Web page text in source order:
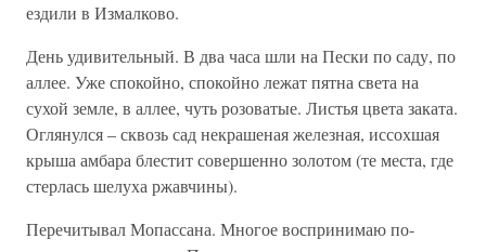
ездили в Измалково.
День удивительный. В два часа шли на Пески по саду, по
аллее. Уже спокойно, спокойно лежат пятна света на
сухой земле, в аллее, чуть розоватые. Листья цвета заката.
Оглянулся – сквозь сад некрашеная железная, иссохшая
крыша амбара блестит совершенно золотом (те места, где
стерлась шелуха ржавчины).
Перечитывал Мопассана. Многое воспринимаю по-